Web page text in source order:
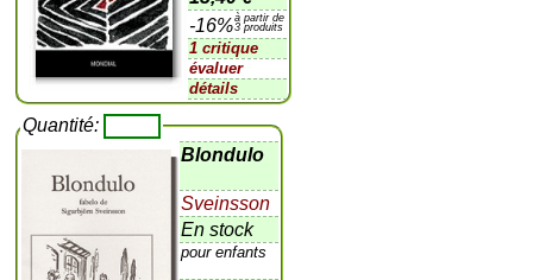
-16%à partir de
3 produits
1 critique
évaluer
détails
Quantité:
Blondulo
Sveinsson
En stock
pour enfants